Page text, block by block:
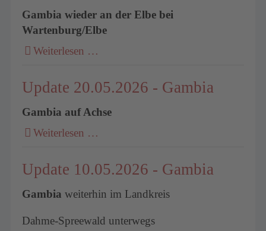
Gambia wieder an der Elbe bei
Wartenburg/Elbe
Weiterlesen …
Update 20.05.2026 - Gambia
Gambia auf Achse
Weiterlesen …
Update 10.05.2026 - Gambia
Gambiaweiterhin im Landkreis
Dahme-Spreewald unterwegs